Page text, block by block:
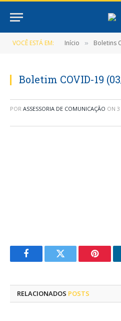
VOCÊ ESTÁ EM: Início » Boletins
Boletim COVID-19
POR ASSESSORIA DE COMUNICAÇÃO ON 3
FacebookTwitter
RELACIONADOS POSTS